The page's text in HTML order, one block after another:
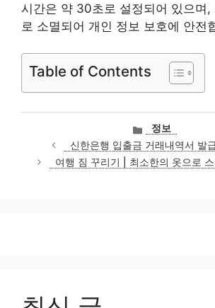
시간은 약 30초로 설정되어 있으며,
로 소멸되어 개인 정보 보호에 안전
Table of Contents
카
테
고
리
정보
신한은행 입출금 거래내역서 발
여행 짐 꾸리기 | 최소한의 옷으로